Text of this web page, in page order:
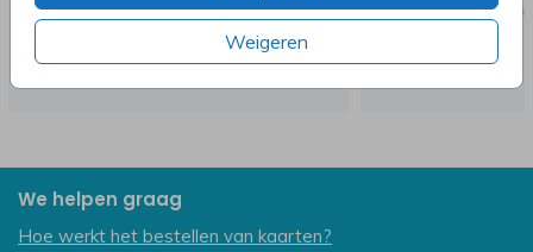
Weigeren
We helpen graag
Hoe werkt het bestellen van kaarten?